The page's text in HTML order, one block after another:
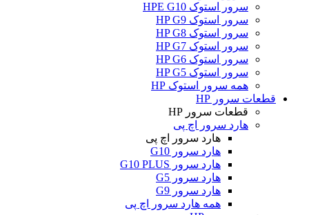
سرور استوک HPE G10
سرور استوک HP G9
سرور استوک HP G8
سرور استوک HP G7
سرور استوک HP G6
سرور استوک HP G5
همه سرور استوک HP
قطعات سرور HP
قطعات سرور HP
هارد سرور اچ پی
هارد سرور اچ پی
هارد سرور G10
هارد سرور G10 PLUS
هارد سرور G5
هارد سرور G9
همه هارد سرور اچ پی